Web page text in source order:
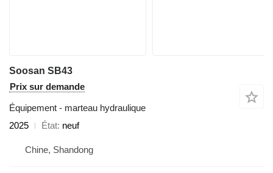
Soosan SB43
Prix sur demande
Équipement - marteau hydraulique
2025
État neuf
Chine, Shandong